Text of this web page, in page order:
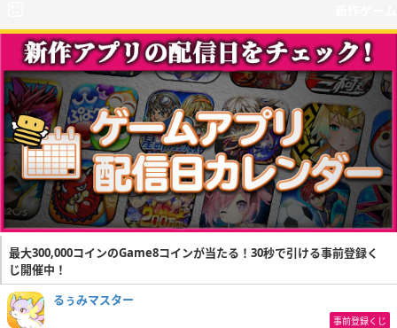
最大300,000コインのGame8コインが当たる！30秒で引ける事前登録く
じ開催中！
るぅみマスター
事前登録くじ